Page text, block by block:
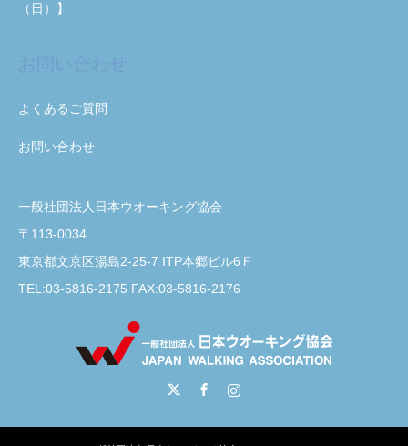
（日）】
よくあるご質問
お問い合わせ
一般社団法人日本ウオーキング協会
〒113-0034
東京都文京区湯島2-25-7 ITP本郷ビル6Ｆ
TEL:03-5816-2175 FAX:03-5816-2176